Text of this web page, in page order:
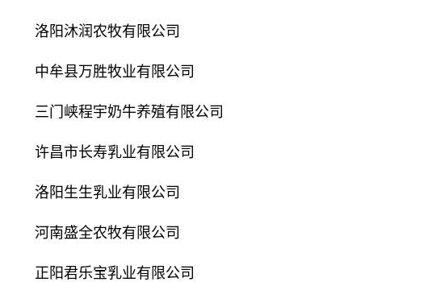
洛阳沐润农牧有限公司
中牟县万胜牧业有限公司
三门峡程宇奶牛养殖有限公司
许昌市长寿乳业有限公司
洛阳生生乳业有限公司
河南盛全农牧有限公司
正阳君乐宝乳业有限公司